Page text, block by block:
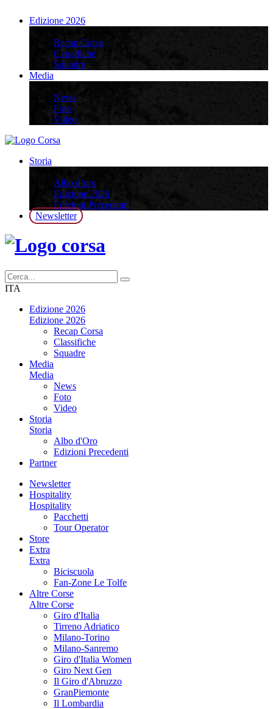
Edizione 2026
Recap Corsa
Classifiche
Squadre
Media
News
Foto
Video
Storia
Albo d’oro
Edizione 2026
Edizioni Precedenti
Newsletter
ITA
Edizione 2026
Edizione 2026
Recap Corsa
Classifiche
Squadre
Media
Media
News
Foto
Video
Storia
Storia
Albo d'Oro
Edizioni Precedenti
Partner
Newsletter
Hospitality
Hospitality
Pacchetti
Tour Operator
Store
Extra
Extra
Biciscuola
Fan-Zone Le Tolfe
Altre Corse
Altre Corse
Giro d'Italia
Tirreno Adriatico
Milano-Torino
Milano-Sanremo
Giro d'Italia Women
Giro Next Gen
Il Giro d'Abruzzo
GranPiemonte
Il Lombardia